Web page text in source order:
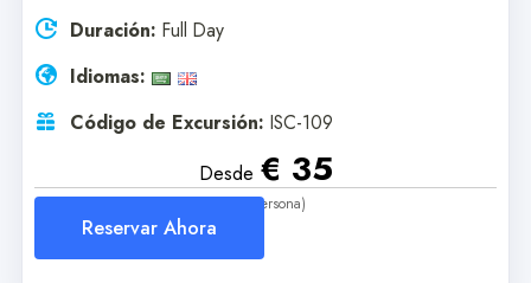
Duración: Full Day
Idiomas:
Código de Excursión: ISC-109
Desde € 35
(Por Persona)
Reservar Ahora